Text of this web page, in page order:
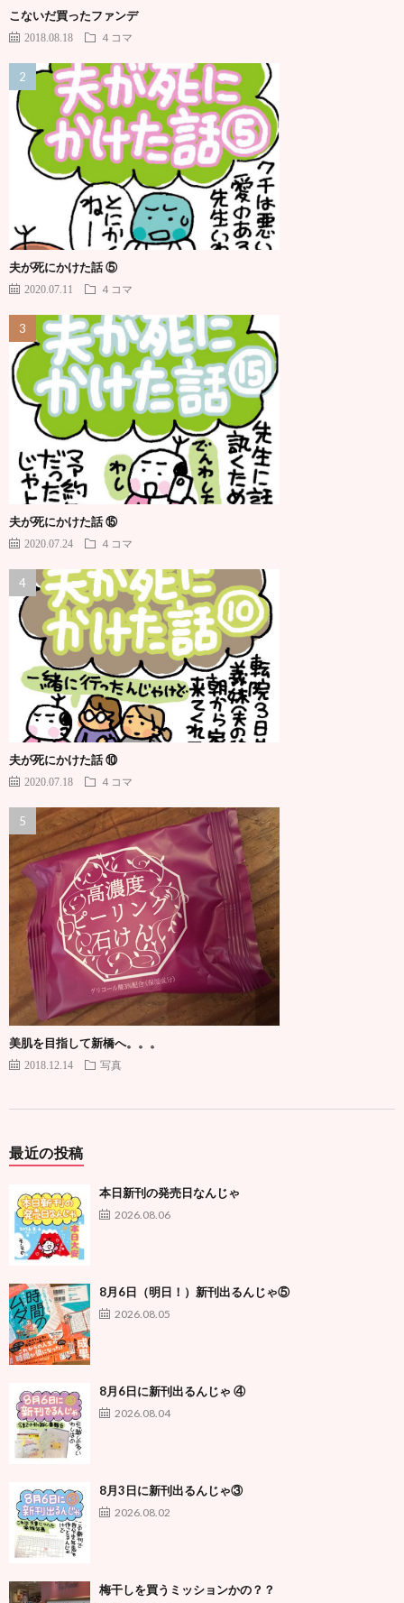
こないだ買ったファンデ
2018.08.18 ４コマ
夫が死にかけた話 ⑤
2020.07.11 ４コマ
夫が死にかけた話 ⑮
2020.07.24 ４コマ
夫が死にかけた話 ⑩
2020.07.18 ４コマ
美肌を目指して新橋へ。。。
2018.12.14 写真
最近の投稿
本日新刊の発売日なんじゃ
2026.08.06
8月6日（明日！）新刊出るんじゃ⑤
2026.08.05
8月6日に新刊出るんじゃ ④
2026.08.04
8月3日に新刊出るんじゃ③
2026.08.02
梅干しを買うミッションかの？？